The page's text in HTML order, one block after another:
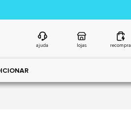
ajuda lojas recompra